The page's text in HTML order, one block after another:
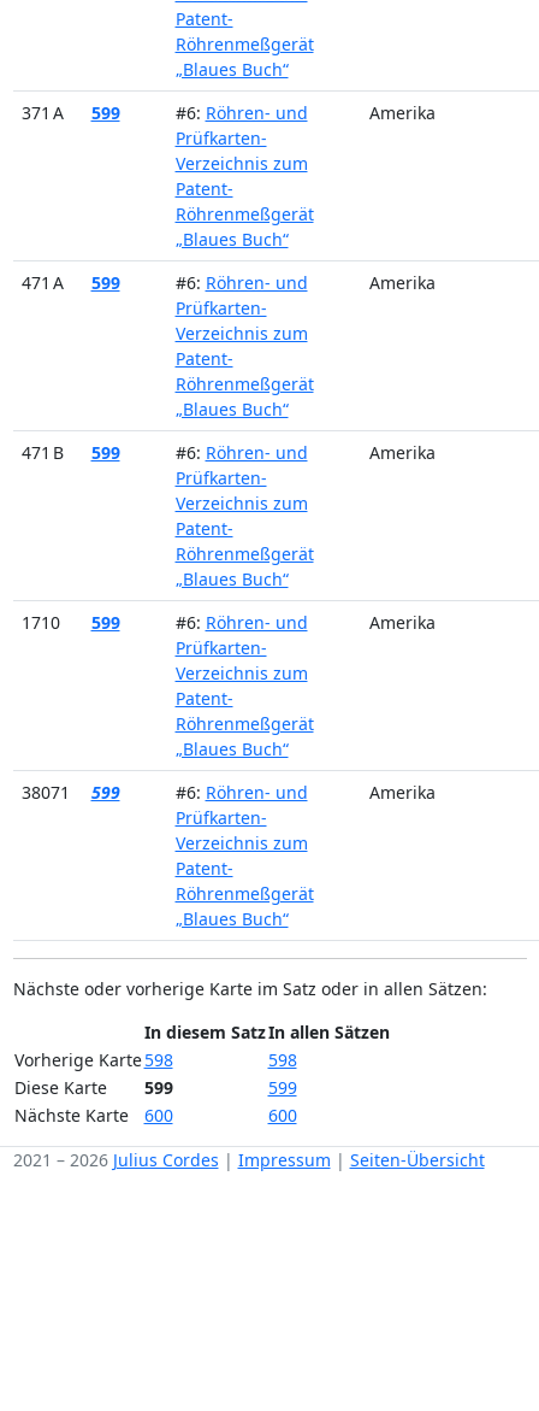
Patent-
Röhrenmeßgerät
„Blaues Buch“
371 A 599 #6: Röhren- und
Prüfkarten-
Verzeichnis zum
Patent-
Röhrenmeßgerät
„Blaues Buch“
Amerika
471 A 599 #6: Röhren- und
Prüfkarten-
Verzeichnis zum
Patent-
Röhrenmeßgerät
„Blaues Buch“
Amerika
471 B 599 #6: Röhren- und
Prüfkarten-
Verzeichnis zum
Patent-
Röhrenmeßgerät
„Blaues Buch“
Amerika
1710 599 #6: Röhren- und
Prüfkarten-
Verzeichnis zum
Patent-
Röhrenmeßgerät
„Blaues Buch“
Amerika
38071 599 #6: Röhren- und
Prüfkarten-
Verzeichnis zum
Patent-
Röhrenmeßgerät
„Blaues Buch“
Amerika
Nächste oder vorherige Karte im Satz oder in allen Sätzen:
In diesem SatzIn allen Sätzen
Vorherige Karte598
598
Diese Karte
599
599
Nächste Karte
600
600
2021 – 2026 Julius Cordes | Impressum | Seiten-Übersicht